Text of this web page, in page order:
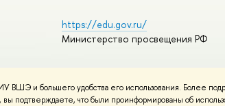
ВШЭ и большего удобства его использования. Более
вы подтверждаете, что были проинформированы об
https://edu.gov.ru/
Министерство просвещения РФ
материалов Политика